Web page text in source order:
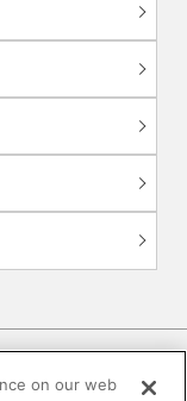
on our web